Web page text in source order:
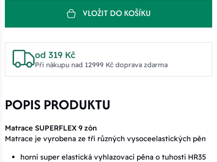
VLOŽIT DO KOŠÍKU
od 319 Kč
Při nákupu nad 12999 Kč doprava zdarma
POPIS PRODUKTU
Matrace SUPERFLEX 9 zón
Matrace je vyrobena ze tří různých vysoceelastických pěn
horní super elastická vyhlazovací pěna o tuhosti HR35